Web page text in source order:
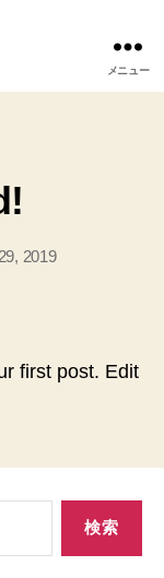
メニュー
2019
first post. Edit